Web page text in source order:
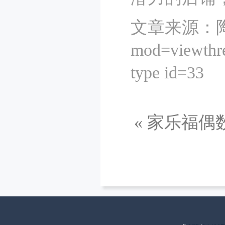
文章来源：
type id=33
« 家乐福偶